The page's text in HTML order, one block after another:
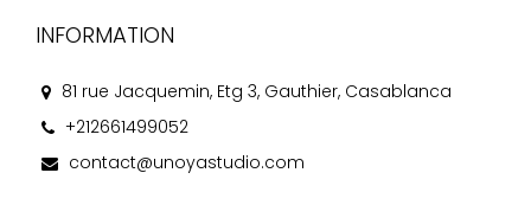
INFORMATION
81 rue Jacquemin, Etg 3, Gauthier, Casablanca
+212661499052
contact@unoyastudio.com